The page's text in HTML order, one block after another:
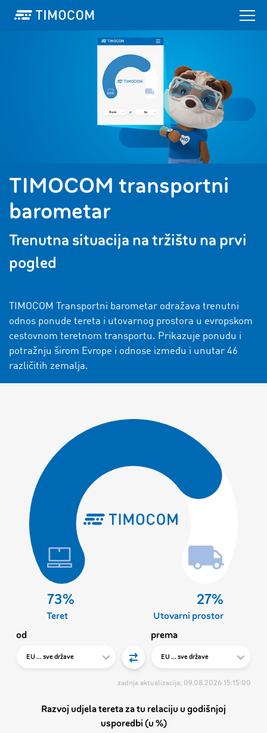
TIMOCOM transportni
barometar
Trenutna situacija na tržištu na prvi
pogled
TIMOCOM Transportni barometar odražava trenutni
odnos ponude tereta i utovarnog prostora u evropskom
cestovnom teretnom transportu. Prikazuje ponudu i
potražnju širom Evrope i odnose između i unutar 46
različitih zemalja.